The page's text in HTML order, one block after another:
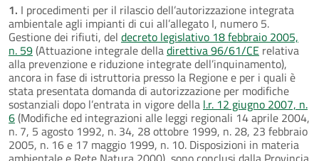
1. I procedimenti per il rilascio dell’autorizzazione integrata
ambientale agli impianti di cui all’allegato I, numero 5.
Gestione dei rifiuti, del decreto legislativo 18 febbraio 2005,
n. 59(Attuazione integrale delladirettiva 96/61/CE relativa
alla prevenzione e riduzione integrate dell’inquinamento),
ancora in fase di istruttoria presso la Regione e per i quali è
stata presentata domanda di autorizzazione per modifiche
sostanziali dopo l’entrata in vigore della l.r. 12 giugno 2007, n.
6(Modifiche ed integrazioni alle leggi regionali 14 aprile 2004,
n. 7, 5 agosto 1992, n. 34, 28 ottobre 1999, n. 28, 23 febbraio
2005, n. 16 e 17 maggio 1999, n. 10. Disposizioni in materia